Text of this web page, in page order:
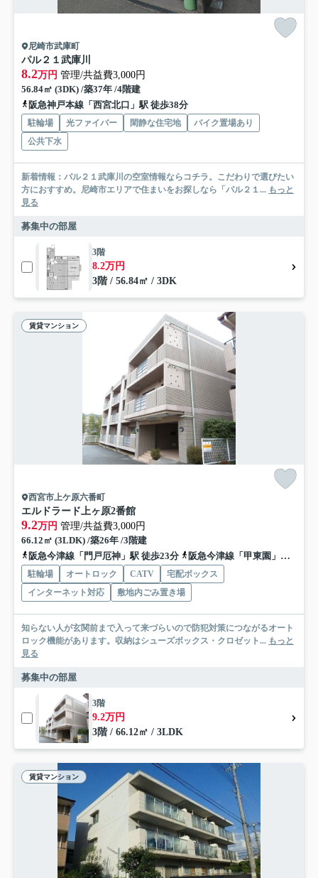
尼崎市武庫町
パル２１武庫川
8.2万円 管理/共益費3,000円
56.84㎡ (3DK) /築37年 /4階建
阪急神戸本線「西宮北口」駅 徒歩38分
駐輪場 光ファイバー 閑静な住宅地
バイク置場あり
公共下水
新着情報：パル２１武庫川の空室情報ならコチラ。こだわりで選びたい
方におすすめ。尼崎市エリアで住まいをお探しなら「パル２１... もっと
見る
募集中の部屋
3階
8.2万円
3階 / 56.84㎡ / 3DK
賃貸マンション
西宮市上ケ原六番町
エルドラード上ヶ原2番館
9.2万円 管理/共益費3,000円
66.12㎡ (3LDK) /築26年 /3階建
阪急今津線「門戸厄神」駅 徒歩23分
阪急今津線「甲東園」駅 徒歩25分
駐輪場 オートロック CATV
宅配ボックス
インターネット対応
敷地内ごみ置き場
知らない人が玄関前まで入って来づらいので防犯対策につながるオート
ロック機能があります。収納はシューズボックス・クロゼット... もっと
見る
募集中の部屋
3階
9.2万円
3階 / 66.12㎡ / 3LDK
賃貸マンション